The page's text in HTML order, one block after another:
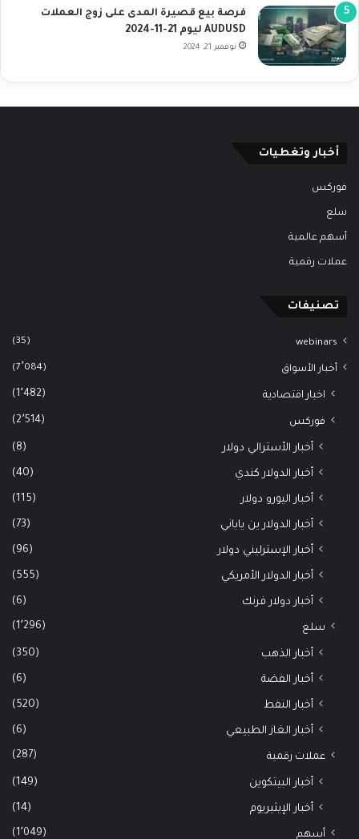
فرصة بيع قصيرة المدى على زوج العملات
AUDUSD ليوم 21-11-2024
نوفمبر 21, 2024
أخبار وتغطيات
فوركس
سلع
أسهم عالمية
عملات رقمية
تصنيفات
webinars
(35)
أخبار الأسواق (7٬084)
اخبار اقتصادية (1٬482)
فوركس (2٬514)
أخبار الأسترالي دولار (8)
أخبار الدولار كندي (40)
أخبار اليورو دولار (115)
أخبار الدولار ين ياباني (73)
أخبار الإسترليني دولار (96)
أخبار الدولار الأمريكي (555)
أخبار دولار فرنك (6)
سلع (1٬296)
أخبار الذهب (350)
أخبار الفضة (6)
أخبار النفط (520)
أخبار الغاز الطبيعي (6)
عملات رقمية (287)
أخبار البيتكوين (149)
أخبار الإيثيريوم (14)
أسهم (1٬049)